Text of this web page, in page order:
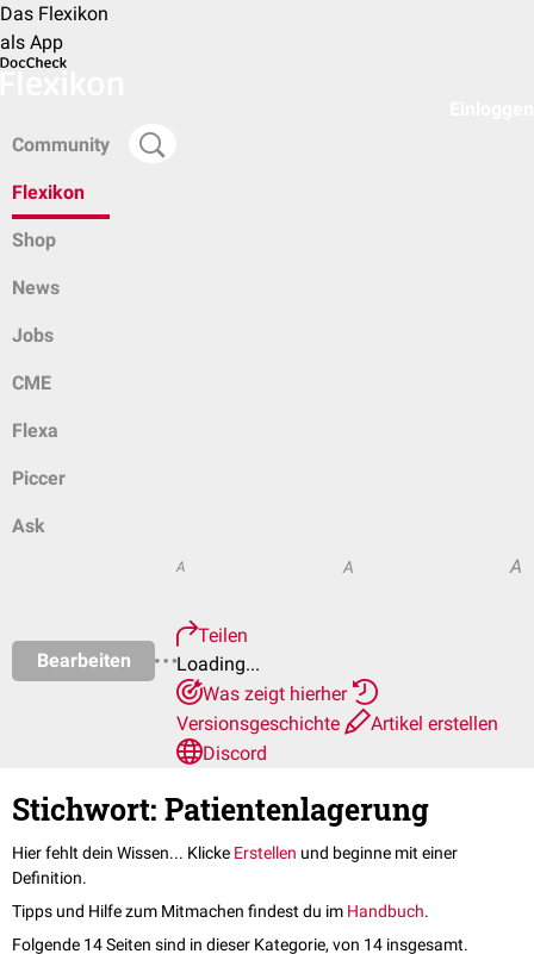
Das Flexikon
als App
Community
Flexikon
Shop
News
Jobs
CME
Flexa
Piccer
Ask
Bearbeiten
A A A
Teilen
Loading...
Was zeigt hierher
Versionsgeschichte
Artikel erstellen
Discord
Stichwort: Patientenlagerung
Hier fehlt dein Wissen... Klicke Erstellen und beginne mit einer
Definition.
Tipps und Hilfe zum Mitmachen findest du im Handbuch.
Folgende 14 Seiten sind in dieser Kategorie, von 14 insgesamt.